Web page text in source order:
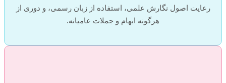
رعایت اصول نگارش علمی، استفاده از زبان رسمی، و دوری از
هرگونه ابهام و جملات عامیانه.